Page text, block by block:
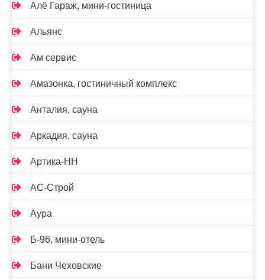
Алё Гараж, мини-гостиница
Альянс
Ам сервис
Амазонка, гостиничный комплекс
Анталия, сауна
Аркадия, сауна
Артика-НН
АС-Строй
Аура
Б-96, мини-отель
Бани Чеховские